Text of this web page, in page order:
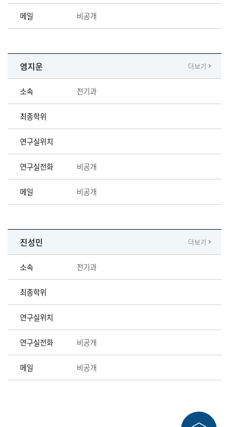
메일 비공개
염지운 더보기
소속 전기과
최종학위
연구실위치
연구실전화 비공개
메일 비공개
진성민 더보기
소속 전기과
최종학위
연구실위치
연구실전화 비공개
메일 비공개